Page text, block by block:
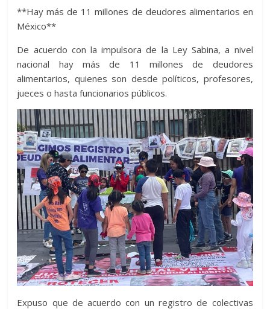
**Hay más de 11 millones de deudores alimentarios en
México**
De acuerdo con la impulsora de la Ley Sabina, a nivel
nacional hay más de 11 millones de deudores
alimentarios, quienes son desde políticos, profesores,
jueces o hasta funcionarios públicos.
Expuso que de acuerdo con un registro de colectivas